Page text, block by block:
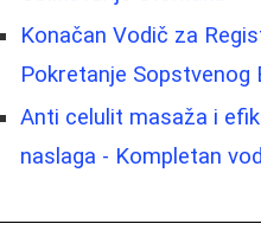
Konačan Vodič za
Pokretanje Sopstvenog
Anti celulit masaža i
naslaga - Kompletan